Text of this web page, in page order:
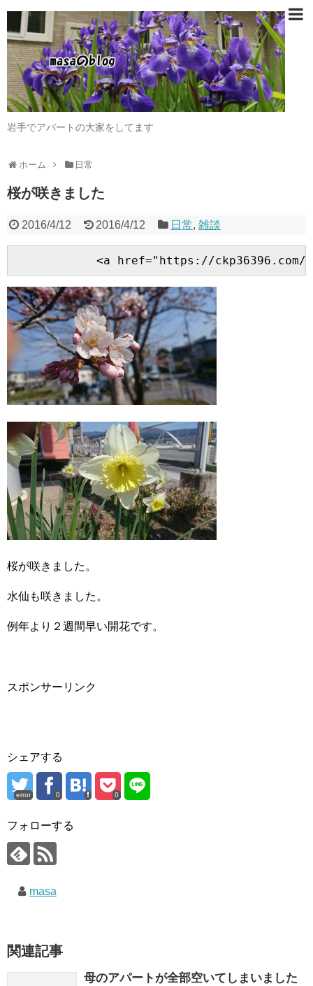
岩手でアパートの大家をしてます
ホーム 日常
桜が咲きました
2016/4/12 2016/4/12 日常,雑談
桜が咲きました。
水仙も咲きました。
例年より２週間早い開花です。
スポンサーリンク
シェアする
error 0 0
フォローする
masa
関連記事
母のアパートが全部空いてしまいました